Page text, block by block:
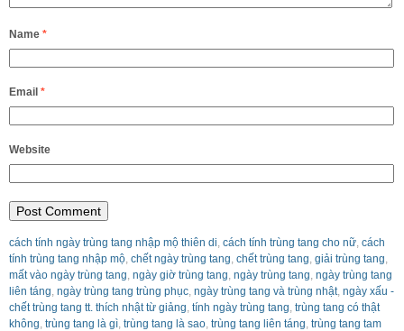
Name *
Email *
Website
cách tính ngày trùng tang nhập mộ thiên di, cách tính trùng tang cho nữ, cách
tính trùng tang nhập mộ, chết ngày trùng tang, chết trùng tang, giải trùng tang,
mất vào ngày trùng tang, ngày giờ trùng tang, ngày trùng tang, ngày trùng tang
liên táng, ngày trùng tang trùng phục, ngày trùng tang và trùng nhật, ngày xấu -
chết trùng tang tt. thích nhật từ giảng, tính ngày trùng tang, trùng tang có thật
không, trùng tang là gì, trùng tang là sao, trùng tang liên táng, trùng tang tam